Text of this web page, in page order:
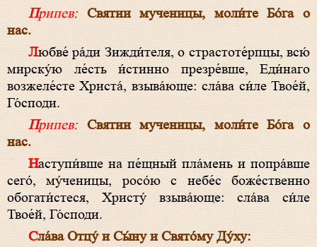
Припев: Святии мученицы, моли́те Бо́га о
нас.
Любве́ ра́ди Зижди́теля, о страстоте́рпцы, всю́
мирску́ю ле́сть и́стинно презре́вше, Еди́наго
возжеле́сте Христа́, взыва́юще: сла́ва си́ле Твое́й,
Го́споди.
Припев: Святии мученицы, моли́те Бо́га о
нас.
Наступи́вше на пе́щный пла́мень и попра́вше
сего́, му́ченицы, росо́ю с небе́с боже́ственно
обогати́стеся, Христу́ взыва́юще: сла́ва си́ле
Твое́й, Го́споди.
Сла́ва Отцу́ и Сы́ну и Свято́му Ду́ху: